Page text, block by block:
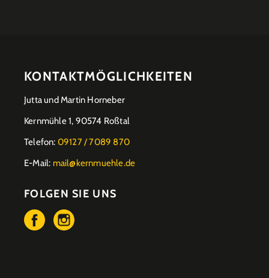
KONTAKTMÖGLICHKEITEN
Jutta und Martin Horneber
Kernmühle 1, 90574 Roßtal
Telefon: 09127 / 7089 870
E-Mail: mail@kernmuehle.de
FOLGEN SIE UNS